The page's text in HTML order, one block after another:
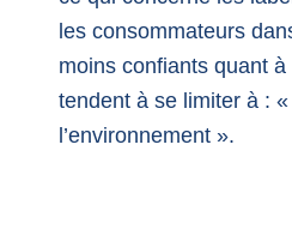
les consommateurs
moins confiants quant
tendent à se limiter à :
l’environnement ».